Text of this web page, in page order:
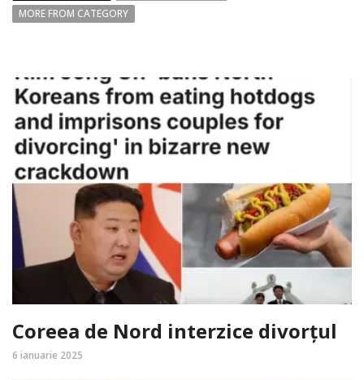
MORE FROM CATEGORY
Coreea de Nord interzice divorțul
6 ianuarie 2025